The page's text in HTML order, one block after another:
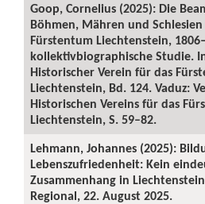
Goop, Cornelius (2025): Die
Böhmen, Mähren und
Fürstentum Liechtenstein,
kollektivbiographische Studie.
Historischer Verein für das
Liechtenstein, Bd. 124. Vaduz:
Historischen Vereins für das
Liechtenstein, S. 59–82.
Lehmann, Johannes (2025):
Lebenszufriedenheit: Kein
Zusammenhang in
Regional, 22. August 2025.